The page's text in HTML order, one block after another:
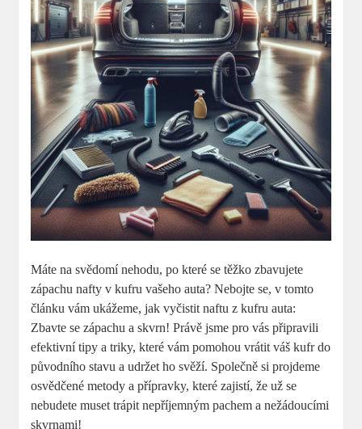
Máte na svědomí nehodu, po které se těžko zbavujete
zápachu nafty v kufru vašeho auta? Nebojte se, v tomto
článku vám ukážeme, jak vyčistit naftu z kufru auta:
Zbavte se zápachu a skvrn! Právě jsme pro vás připravili
efektivní tipy a triky, které vám pomohou vrátit váš kufr do
původního stavu a udržet ho svěží. Společně si projdeme
osvědčené metody a přípravky, které zajistí, že už se
nebudete muset trápit nepříjemným pachem a nežádoucími
skvrnami!